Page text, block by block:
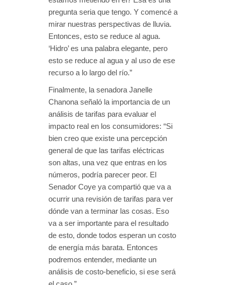
pregunta seria que tengo. Y comencé a
mirar nuestras perspectivas de lluvia.
Entonces, esto se reduce al agua.
‘Hidro’ es una palabra elegante, pero
esto se reduce al agua y al uso de ese
recurso a lo largo del río.”
Finalmente, la senadora Janelle
Chanona señaló la importancia de un
análisis de tarifas para evaluar el
impacto real en los consumidores: “Si
bien creo que existe una percepción
general de que las tarifas eléctricas
son altas, una vez que entras en los
números, podría parecer peor. El
Senador Coye ya compartió que va a
ocurrir una revisión de tarifas para ver
dónde van a terminar las cosas. Eso
va a ser importante para el resultado
de esto, donde todos esperan un costo
de energía más barata. Entonces
podremos entender, mediante un
análisis de costo-beneficio, si ese será